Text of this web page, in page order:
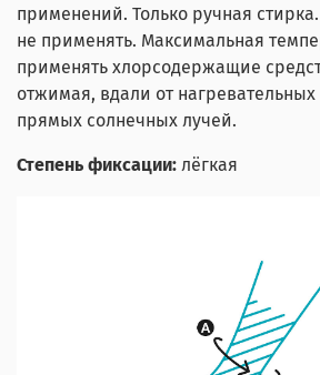
применений. Только ручная
не применять. Максимальная
применять хлорсодержащие
отжимая, вдали от
прямых солнечных лучей.
Степень фиксации: лёгкая